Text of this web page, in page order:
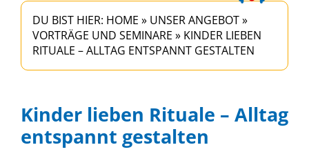
DU BIST HIER: HOME » UNSER ANGEBOT»
VORTRÄGE UND SEMINARE » KINDER LIEBEN
RITUALE – ALLTAG ENTSPANNT GESTALTEN
Kinder lieben Rituale – Alltag
entspannt gestalten